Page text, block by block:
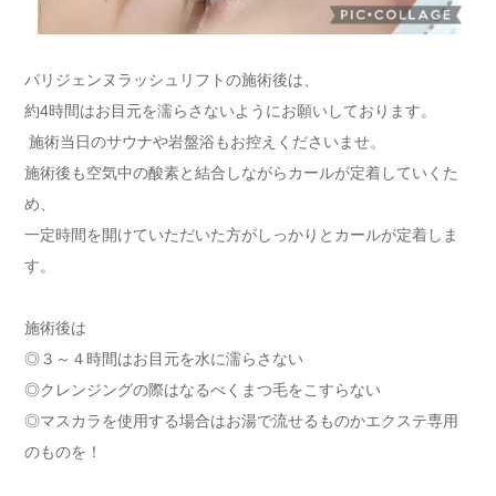
パリジェンヌラッシュリフトの施術後は、
約4時間はお目元を濡らさないようにお願いしております。
施術当日のサウナや岩盤浴もお控えくださいませ。
施術後も空気中の酸素と結合しながらカールが定着していくた
め、
一定時間を開けていただいた方がしっかりとカールが定着しま
す。
施術後は
◎３～４時間はお目元を水に濡らさない
◎クレンジングの際はなるべくまつ毛をこすらない
◎マスカラを使用する場合はお湯で流せるものかエクステ専用
のものを！